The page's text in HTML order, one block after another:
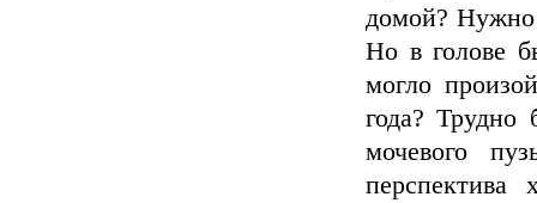
домой? Нужно
Но в голове
могло
года? Трудно
мочевого